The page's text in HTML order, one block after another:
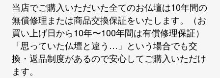
当店でご購入いただいた全てのお仏壇は10年間の
無償修理または商品交換保証をいたします。（お
買い上げ日から10年〜100年間は有償修理保証）
「思っていた仏壇と違う…」という場合でも交
換・返品制度があるので安心してご購入いただけ
ます。